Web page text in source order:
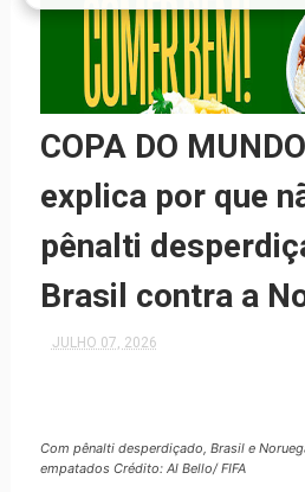
COPA DO
explica por que
pênalti
Brasil contra a
JULHO 07, 2026
Com pênalti desperdiçado, Brasil e
empatados Crédito: Al Bello/ FIFA